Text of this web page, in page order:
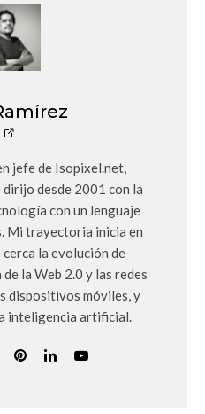
jefe de Isopixel.net,
desde 2001 con la
con un lenguaje
Mi trayectoria inicia en
la evolución de
la Web 2.0 y las redes
dispositivos móviles, y
inteligencia artificial.